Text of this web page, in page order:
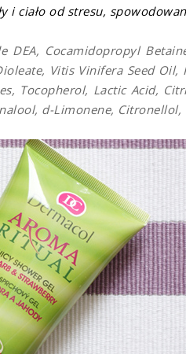
ciało od stresu,
Cocamidopropyl
Vitis Vinifera Seed Oil,
Tocopherol, Lactic Acid,
d-Limonene,